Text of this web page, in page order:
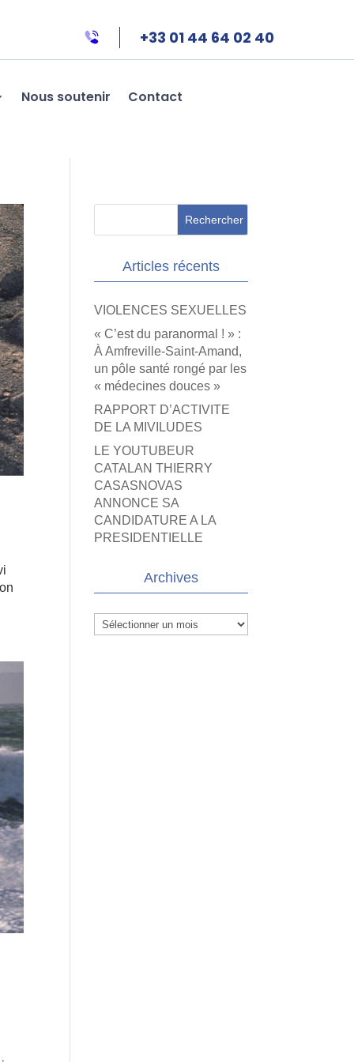
+33 01 44 64 02 40
Nous soutenir Contact
Articles récents
VIOLENCES SEXUELLES
« C’est du paranormal ! » :
À Amfreville-Saint-Amand,
un pôle santé rongé par les
« médecines douces »
RAPPORT D’ACTIVITE
DE LA MIVILUDES
LE YOUTUBEUR
CATALAN THIERRY
CASASNOVAS
ANNONCE SA
CANDIDATURE A LA
PRESIDENTIELLE
Archives
Archives